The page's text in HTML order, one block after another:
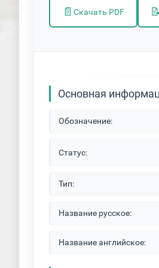
📄 Скачать PDF
Основная
Обозначение:
Статус:
Тип:
Название русское:
Название английское: